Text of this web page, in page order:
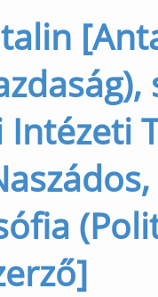
Intézeti